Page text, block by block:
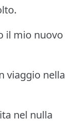
il mio nuovo
viaggio nella
nel nulla